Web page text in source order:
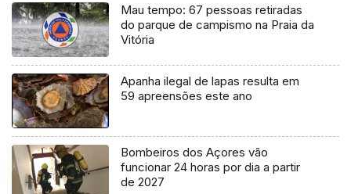
Mau tempo: 67 pessoas retiradas
do parque de campismo na Praia da
Vitória
Apanha ilegal de lapas resulta em
59 apreensões este ano
Bombeiros dos Açores vão
funcionar 24 horas por dia a partir
de 2027